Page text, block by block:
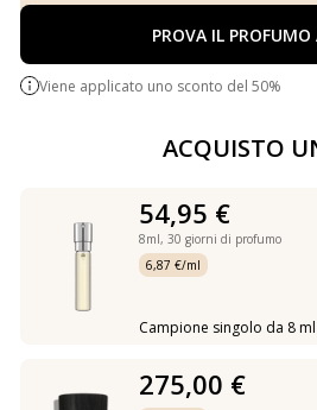
PROVA IL
Viene applicato uno sconto del 50%
ACQUISTO
54,95 €
8ml, 30 giorni di profumo
6,87 €/ml
Campione singolo da 8 ml
275,00 €